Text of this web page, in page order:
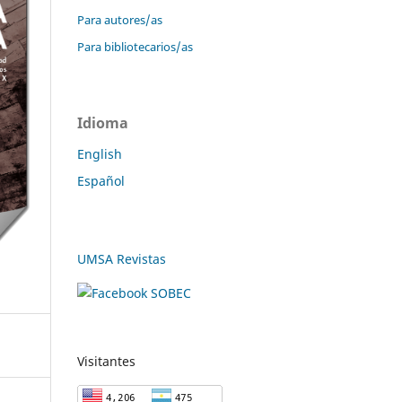
Para autores/as
Para bibliotecarios/as
Idioma
English
Español
UMSA Revistas
Visitantes